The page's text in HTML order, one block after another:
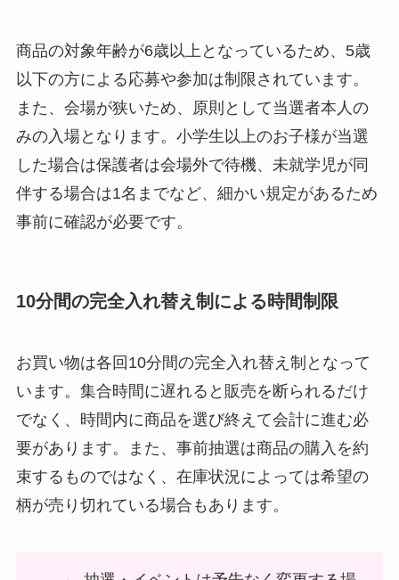
商品の対象年齢が6歳以上となっているため、5歳
以下の方による応募や参加は制限されています。
また、会場が狭いため、原則として当選者本人の
みの入場となります。小学生以上のお子様が当選
した場合は保護者は会場外で待機、未就学児が同
伴する場合は1名までなど、細かい規定があるため
事前に確認が必要です。
10分間の完全入れ替え制による時間制限
お買い物は各回10分間の完全入れ替え制となって
います。集合時間に遅れると販売を断られるだけ
でなく、時間内に商品を選び終えて会計に進む必
要があります。また、事前抽選は商品の購入を約
束するものではなく、在庫状況によっては希望の
柄が売り切れている場合もあります。